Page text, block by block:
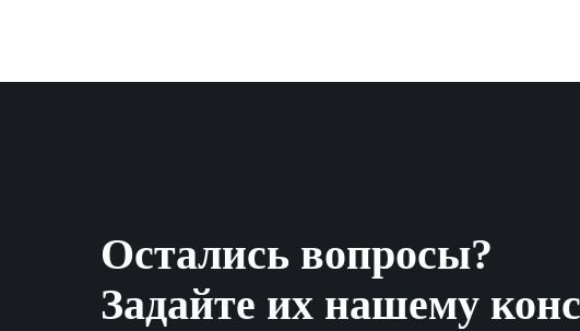
Остались вопросы?
Задайте их нашему